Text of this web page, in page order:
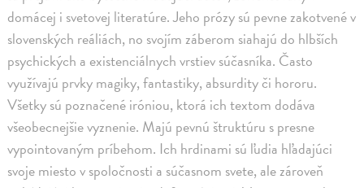
domácej i svetovej literatúre. Jeho prózy sú pevne zakotvené v
slovenských reáliách, no svojím záberom siahajú do hlbších
psychických a existenciálnych vrstiev súčasníka. Často
využívajú prvky magiky, fantastiky, absurdity či hororu.
Všetky sú poznačené iróniou, ktorá ich textom dodáva
všeobecnejšie vyznenie. Majú pevnú štruktúru s presne
vypointovaným príbehom. Ich hrdinami sú ľudia hľadajúci
svoje miesto v spoločnosti a súčasnom svete, ale zároveň